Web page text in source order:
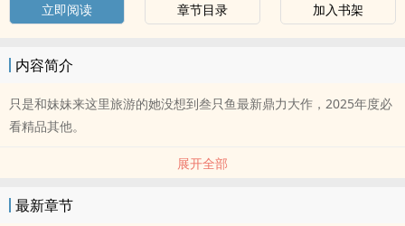
立即阅读
章节目录 加入书架
内容简介
只是和妹妹来这里旅游的她没想到叁只鱼最新鼎力大作，2025年度必
看精品其他。
展开全部
最新章节